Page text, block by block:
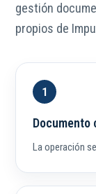
gestión
propios de
Documento
La operación